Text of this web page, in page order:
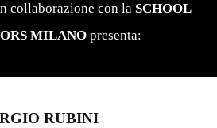
collaborazione con la SCHOOL
MILANO presenta:
RUBINI